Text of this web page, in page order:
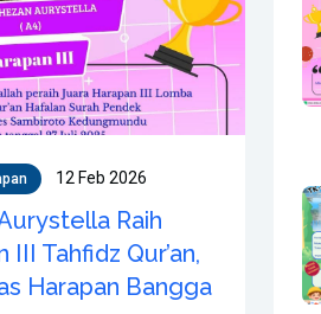
12 Feb 2026
Raih
III Tahfidz Qur’an,
Harapan Bangga